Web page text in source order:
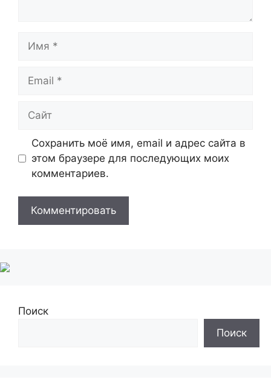
Сохранить моё имя, email и адрес сайта в
этом браузере для последующих моих
комментариев.
Поиск
Поиск